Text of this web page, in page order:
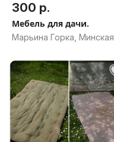
300 р.
Мебель для дачи.
Марьина Горка, Минская